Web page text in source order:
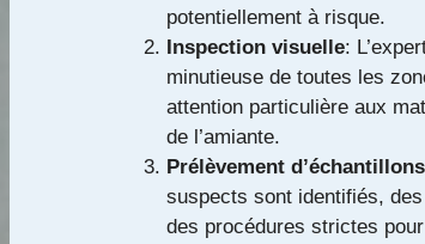
potentiellement à risque.
Inspection visuelle:
minutieuse de toutes les
attention particulière aux
de l’amiante.
Prélèvement d’échantillons
suspects sont identifiés,
des procédures strictes